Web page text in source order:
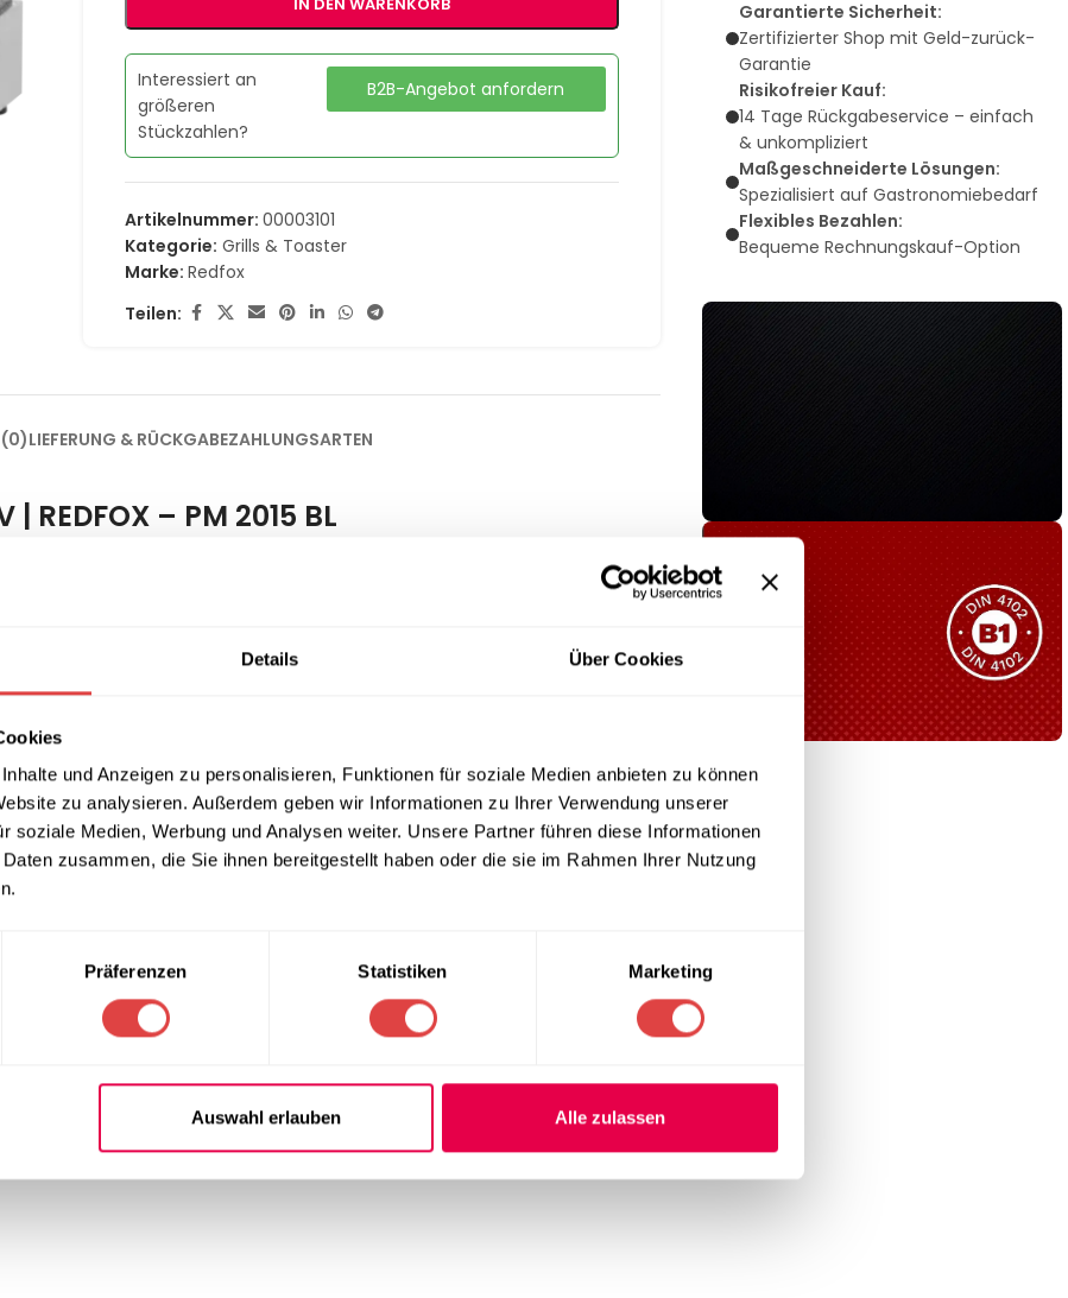
Details Über Cookies
und Anzeigen zu personalisieren, Funktionen für soziale Medien anbieten zu können
zu analysieren. Außerdem geben wir Informationen zu Ihrer Verwendung unserer
soziale Medien, Werbung und Analysen weiter. Unsere Partner führen diese Informationen
zusammen, die Sie ihnen bereitgestellt haben oder die sie im Rahmen Ihrer Nutzung
Präferenzen Statistiken Marketing
Auswahl erlauben Alle zulassen
Interessiert an
größeren
Stückzahlen?
B2B-Angebot anfordern
Artikelnummer:00003101
Kategorie: Grills & Toaster
Marke:Redfox
Teilen:
(0)LIEFERUNG & RÜCKGABEZAHLUNGSARTEN
– PM 2015 BL
Garantierte Sicherheit:
Zertifizierter Shop mit Geld-zurück-
Garantie
Risikofreier Kauf:
14 Tage Rückgabeservice – einfach
& unkompliziert
Maßgeschneiderte Lösungen:
Spezialisiert auf Gastronomiebedarf
Flexibles Bezahlen:
Bequeme Rechnungskauf-Option
Sie haben nicht das passende
Produkt gefunden?
Wir helfen Ihnen gerne weiter!
B1 Zertifiziert
produkten